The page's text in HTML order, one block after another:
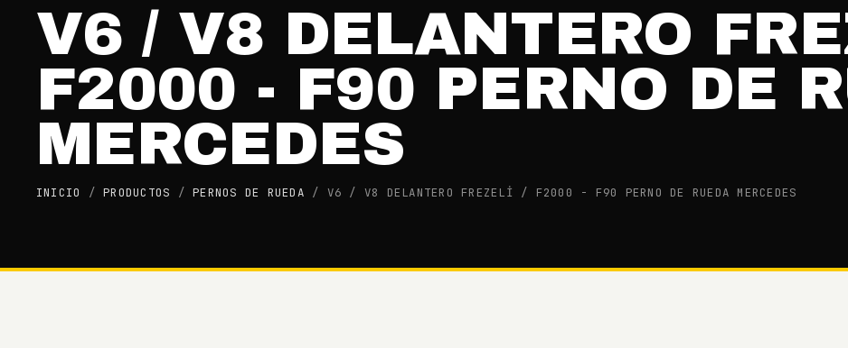
V6 / V8 DELANTERO
F2000 - F90 PERNO DE
MERCEDES
INICIO /PRODUCTOS /PERNOS DE RUEDA / V6 / V8 DELANTERO FREZELİ / F2000 - F90 PERNO DE RUEDA MERCEDES